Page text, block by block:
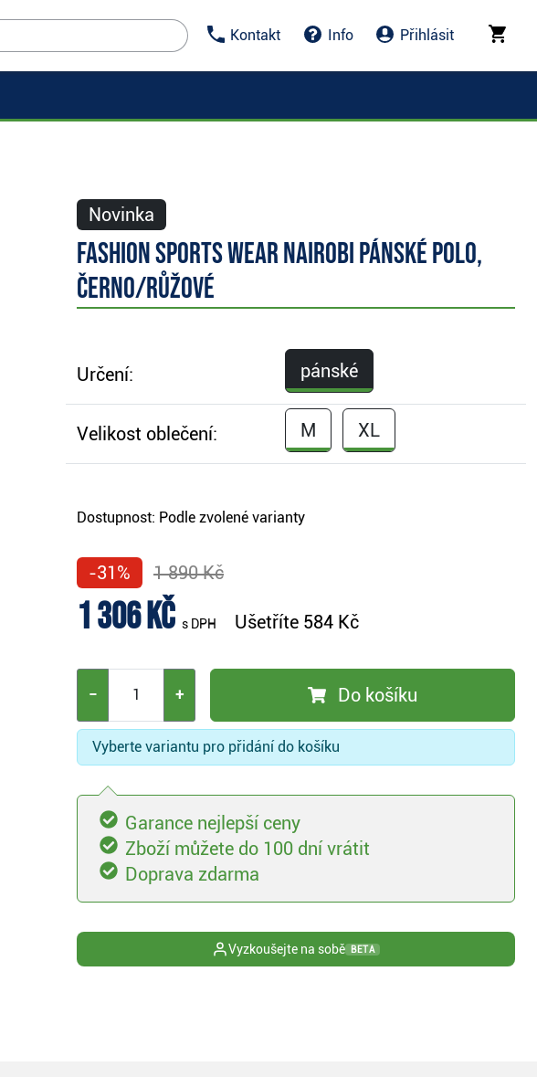
Kontakt Info Přihlásit
Novinka
Fashion Sports Wear Nairobi pánské polo,
černo/růžové
Určení: pánské
Velikost oblečení: M XL
Dostupnost: Podle zvolené varianty
-31% 1 890 Kč
1 306 Kč s DPH Ušetříte 584 Kč
− + Do košíku
Vyberte variantu pro přidání do košíku
Garance nejlepší ceny
Zboží můžete do 100 dní vrátit
Doprava zdarma
Vyzkoušejte na sobě BETA